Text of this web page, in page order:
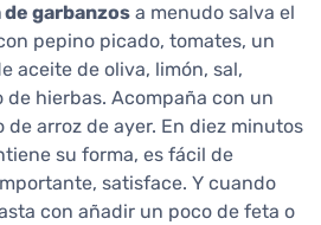
de garbanzos a menudo salva el
pepino picado, tomates, un
aceite de oliva, limón, sal,
hierbas. Acompaña con un
de arroz de ayer. En diez minutos
su forma, es fácil de
satisface. Y cuando
con añadir un poco de feta o